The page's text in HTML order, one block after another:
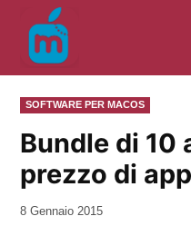
contenuto
PUBBLICATO
IN
SOFTWARE PER MACOS
Bundle di 10
prezzo di
da
8 Gennaio 2015